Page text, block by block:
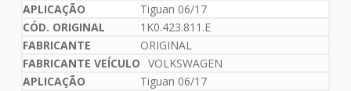
Tiguan 06/17
1K0.423.811.E
ORIGINAL
VOLKSWAGEN
Tiguan 06/17